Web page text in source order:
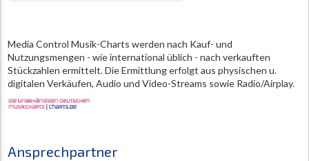
Media Control Musik-Charts werden nach Kauf- und
Nutzungsmengen - wie international üblich - nach verkauften
Stückzahlen ermittelt. Die Ermittlung erfolgt aus physischen u.
digitalen Verkäufen, Audio und Video-Streams sowie Radio/Airplay.
Ansprechpartner